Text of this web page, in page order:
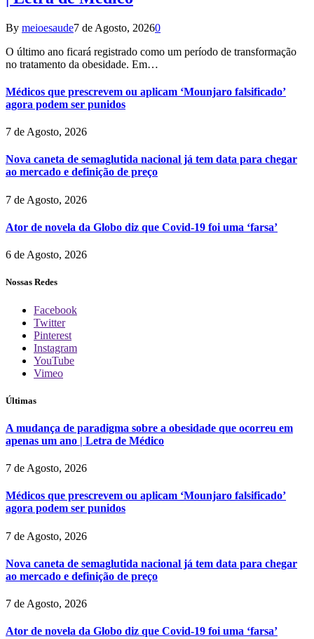
By meioesaude7 de Agosto, 20260
O último ano ficará registrado como um período de transformação
no tratamento da obesidade. Em…
Médicos que prescrevem ou aplicam ‘Mounjaro falsificado’
agora podem ser punidos
7 de Agosto, 2026
Nova caneta de semaglutida nacional já tem data para chegar
ao mercado e definição de preço
7 de Agosto, 2026
Ator de novela da Globo diz que Covid-19 foi uma ‘farsa’
6 de Agosto, 2026
Nossas Redes
Facebook
Twitter
Pinterest
Instagram
YouTube
Vimeo
Últimas
A mudança de paradigma sobre a obesidade que ocorreu em
apenas um ano | Letra de Médico
7 de Agosto, 2026
Médicos que prescrevem ou aplicam ‘Mounjaro falsificado’
agora podem ser punidos
7 de Agosto, 2026
Nova caneta de semaglutida nacional já tem data para chegar
ao mercado e definição de preço
7 de Agosto, 2026
Ator de novela da Globo diz que Covid-19 foi uma ‘farsa’